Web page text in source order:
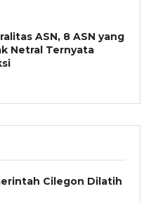
ASN, 8 ASN yang
Netral Ternyata
Cilegon Dilatih